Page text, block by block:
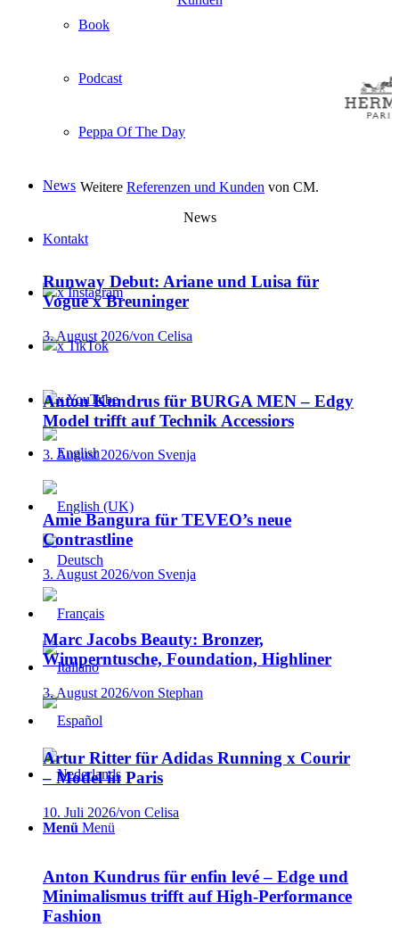
Book
Podcast
Peppa Of The Day
News
Kontakt
x Instagram
x TikTok
x YouTube
Menü Menü
Weitere Referenzen und Kunden von CM.
News
Runway Debut: Ariane und Luisa für
Vogue x Breuninger
3. August 2026/von Celisa
Anton Kundrus für BURGA MEN – Edgy
Model trifft auf Technik Accessiors
3. August 2026/von Svenja
Amie Bangura für TEVEO’s neue
Contrastline
3. August 2026/von Svenja
Marc Jacobs Beauty: Bronzer,
Wimperntusche, Foundation, Highliner
3. August 2026/von Stephan
Artur Ritter für Adidas Running x Courir
– Model in Paris
10. Juli 2026/von Celisa
Anton Kundrus für enfin levé – Edge und
Minimalismus trifft auf High-Performance
Fashion